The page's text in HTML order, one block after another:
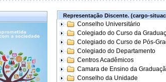
Representação Discente. (cargo-
Conselho Universitário
Colegiado do Curso da
Colegiado do Curso de Pós-
Colegiado do Departamento
Centros Acadêmicos
Camara de Ensino da
Conselho da Unidade